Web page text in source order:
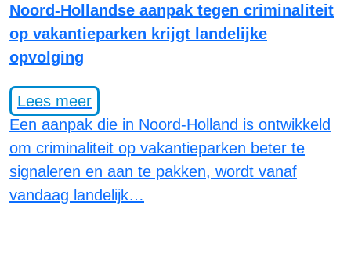
Noord-Hollandse aanpak tegen criminaliteit
op vakantieparken krijgt landelijke
opvolging
Lees meer
Een aanpak die in Noord-Holland is ontwikkeld
om criminaliteit op vakantieparken beter te
signaleren en aan te pakken, wordt vanaf
vandaag landelijk…